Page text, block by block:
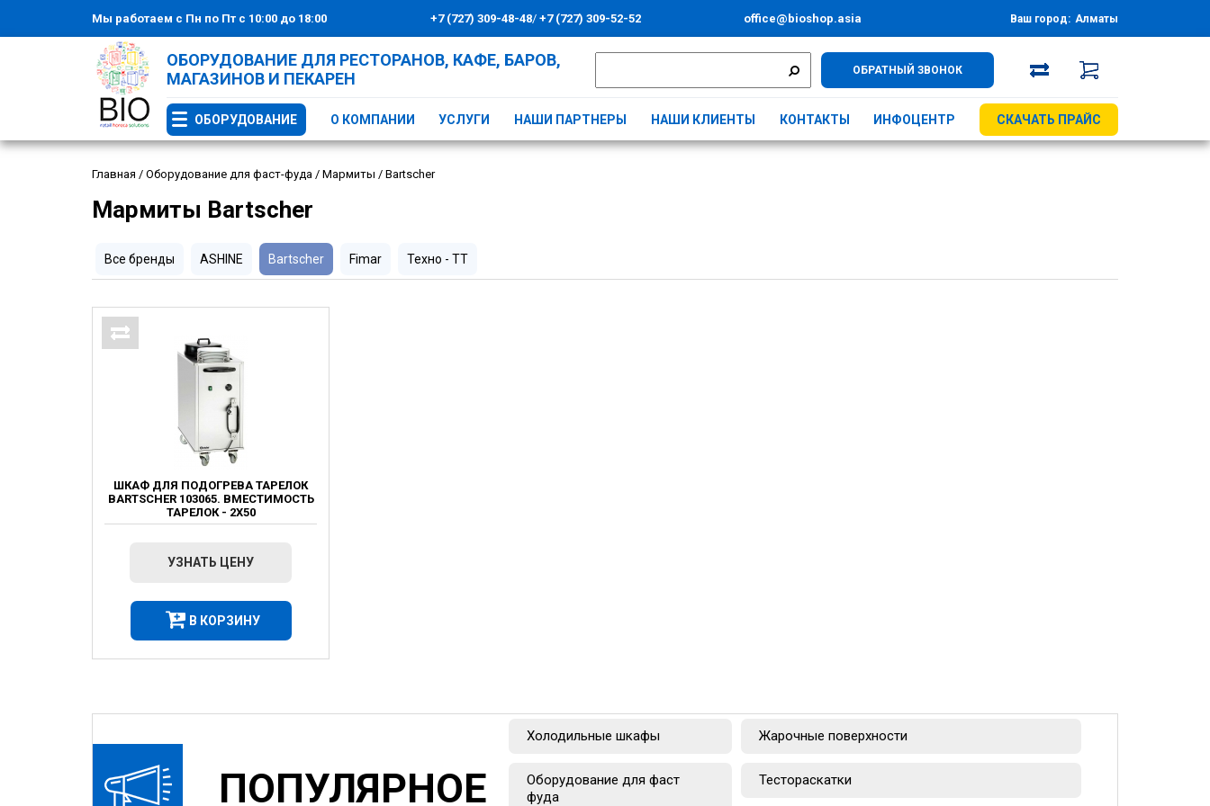
Мы работаем с Пн по Пт с 10:00 до 18:00 +7 (727) 309-48-48/+7 (727) 309-52-52 office@bioshop.asia Ваш город: Алматы
ОБОРУДОВАНИЕ ДЛЯ РЕСТОРАНОВ, КАФЕ, БАРОВ,
МАГАЗИНОВ И ПЕКАРЕН
ОБРАТНЫЙ ЗВОНОК
ОБОРУДОВАНИЕ О КОМПАНИИ УСЛУГИ НАШИ ПАРТНЕРЫ НАШИ КЛИЕНТЫ КОНТАКТЫ ИНФОЦЕНТР СКАЧАТЬ ПРАЙС
Главная / Оборудование для фаст-фуда / Мармиты / Bartscher
Мармиты Bartscher
Все бренды ASHINE Bartscher Fimar Техно - ТТ
ШКАФ ДЛЯ ПОДОГРЕВА ТАРЕЛОК
BARTSCHER 103065. ВМЕСТИМОСТЬ
ТАРЕЛОК - 2Х50
УЗНАТЬ ЦЕНУ
В КОРЗИНУ
ПОПУЛЯРНОЕ
Холодильные шкафы Жарочные поверхности
Оборудование для фаст
фуда
Тестораскатки